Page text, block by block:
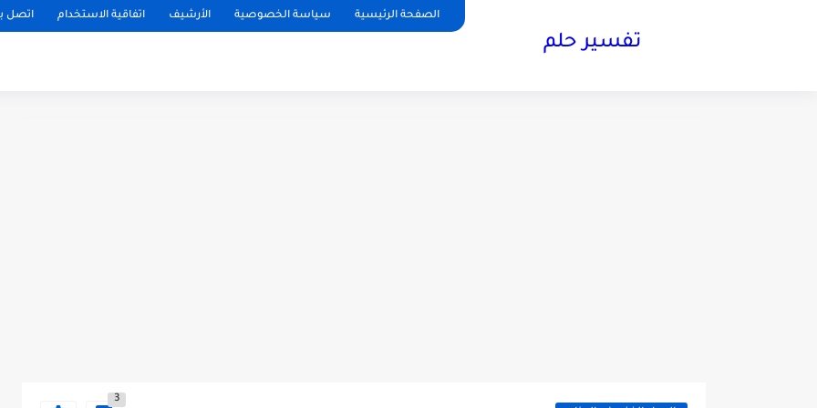
الصفحة الرئيسية سياسة الخصوصية الأرشيف اتفاقية الاستخدام اتصل
تفسير حلم
3